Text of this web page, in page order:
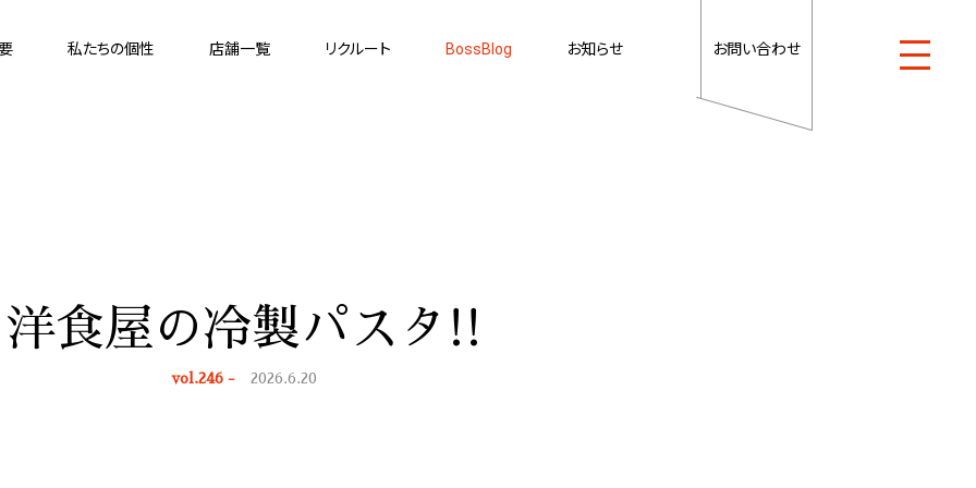
私たちの個性 店舗一覧 リクルート BossBlog お知らせ お問い合わせ
洋食屋の冷製パスタ!!
vol.246 - 2026.6.20